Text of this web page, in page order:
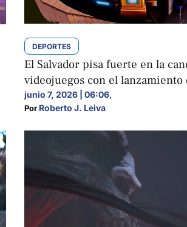
DEPORTES
El Salvador pisa fuerte en la
videojuegos con el lanzamiento
junio 7, 2026 | 06:06,
Por Roberto J. Leiva